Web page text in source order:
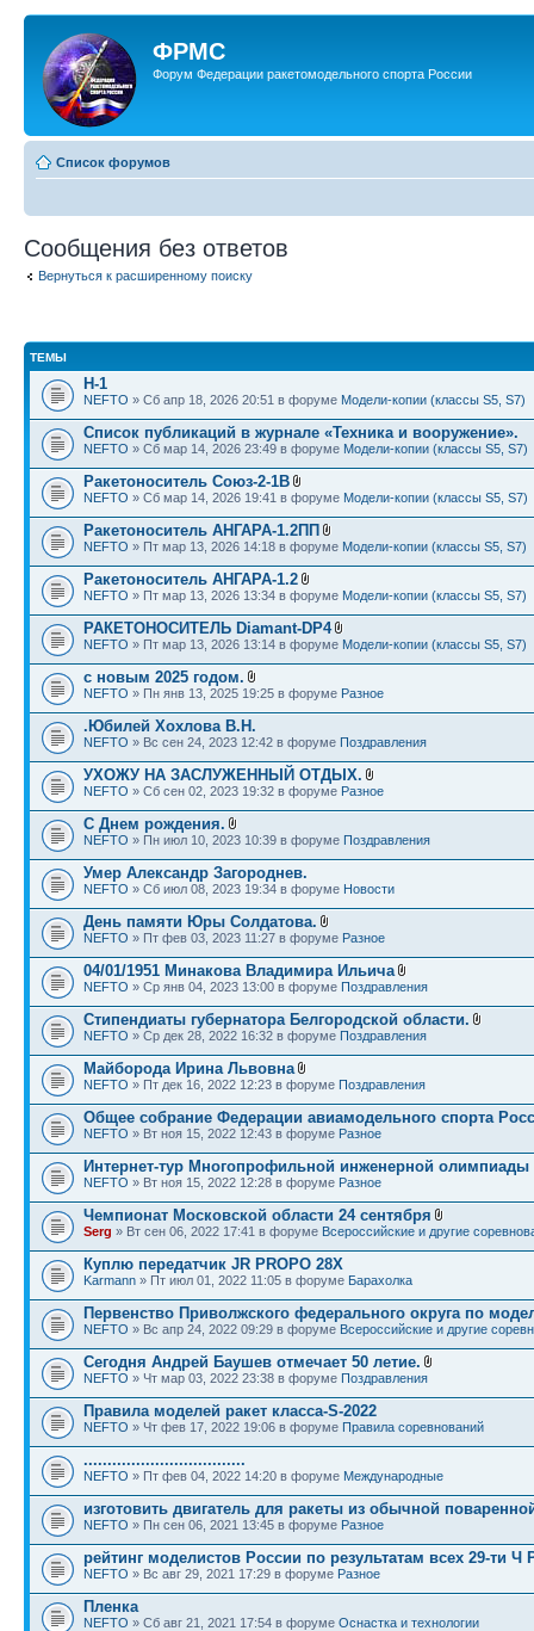
ФРМС
Форум Федерации ракетомодельного спорта России
Список форумов
Сообщения без ответов
Вернуться к расширенному поиску
ТЕМЫ
Н-1
NEFTO » Сб апр 18, 2026 20:51 в форуме Модели-копии (классы S5, S7)
Список публикаций в журнале «Техника и вооружение».
NEFTO » Сб мар 14, 2026 23:49 в форуме Модели-копии (классы S5, S7)
Ракетоноситель Союз-2-1В
NEFTO » Сб мар 14, 2026 19:41 в форуме Модели-копии (классы S5, S7)
Ракетоноситель АНГАРА-1.2ПП
NEFTO » Пт мар 13, 2026 14:18 в форуме Модели-копии (классы S5, S7)
Ракетоноситель АНГАРА-1.2
NEFTO » Пт мар 13, 2026 13:34 в форуме Модели-копии (классы S5, S7)
РАКЕТОНОСИТЕЛЬ Diamant-DP4
NEFTO » Пт мар 13, 2026 13:14 в форуме Модели-копии (классы S5, S7)
с новым 2025 годом.
NEFTO » Пн янв 13, 2025 19:25 в форуме Разное
.Юбилей Хохлова В.Н.
NEFTO » Вс сен 24, 2023 12:42 в форуме Поздравления
УХОЖУ НА ЗАСЛУЖЕННЫЙ ОТДЫХ.
NEFTO » Сб сен 02, 2023 19:32 в форуме Разное
С Днем рождения.
NEFTO » Пн июл 10, 2023 10:39 в форуме Поздравления
Умер Александр Загороднев.
NEFTO » Сб июл 08, 2023 19:34 в форуме Новости
День памяти Юры Солдатова.
NEFTO » Пт фев 03, 2023 11:27 в форуме Разное
04/01/1951 Минакова Владимира Ильича
NEFTO » Ср янв 04, 2023 13:00 в форуме Поздравления
Стипендиаты губернатора Белгородской области.
NEFTO » Ср дек 28, 2022 16:32 в форуме Поздравления
Майборода Ирина Львовна
NEFTO » Пт дек 16, 2022 12:23 в форуме Поздравления
Общее собрание Федерации авиамодельного спорта
NEFTO » Вт ноя 15, 2022 12:43 в форуме Разное
Интернет-тур Многопрофильной инженерной олимпиады
NEFTO » Вт ноя 15, 2022 12:28 в форуме Разное
Чемпионат Московской области 24 сентября
Serg » Вт сен 06, 2022 17:41 в форуме Всероссийские и другие
Куплю передатчик JR PROPO 28X
Karmann » Пт июл 01, 2022 11:05 в форуме Барахолка
Первенство Приволжского федерального округа по
NEFTO » Вс апр 24, 2022 09:29 в форуме Всероссийские и другие
Сегодня Андрей Баушев отмечает 50 летие.
NEFTO » Чт мар 03, 2022 23:38 в форуме Поздравления
Правила моделей ракет класса-S-2022
NEFTO » Чт фев 17, 2022 19:06 в форуме Правила соревнований
..................................
NEFTO » Пт фев 04, 2022 14:20 в форуме Международные
изготовить двигатель для ракеты из обычной
NEFTO » Пн сен 06, 2021 13:45 в форуме Разное
рейтинг моделистов России по результатам всех 29-ти
NEFTO » Вс авг 29, 2021 17:29 в форуме Разное
Пленка
NEFTO » Сб авг 21, 2021 17:54 в форуме Оснастка и технологии